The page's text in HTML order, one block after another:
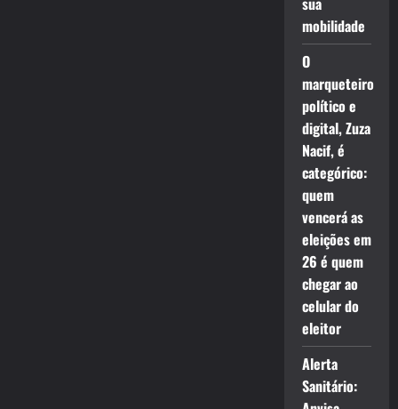
mobilidade
O
marqueteiro
político e
digital, Zuza
Nacif, é
categórico:
quem
vencerá as
eleições em
26 é quem
chegar ao
celular do
eleitor
Alerta
Sanitário: